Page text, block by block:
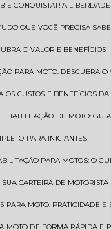
E CONQUISTAR A
QUE VOCÊ PRECISA
O VALOR E BENEFÍCIOS
PARA MOTO: DESCUBRA O
OS CUSTOS E BENEFÍCIOS
HABILITAÇÃO DE MOTO:
PARA INICIANTES
PARA MOTOS: O
CARTEIRA DE MOTORISTA
PARA MOTO: PRATICIDADE E
MOTO DE FORMA RÁPIDA E